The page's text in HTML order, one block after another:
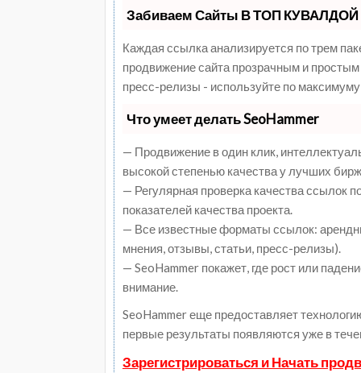
Забиваем Сайты В ТОП КУВАЛДОЙ
Каждая ссылка анализируется по трем
продвижение сайта прозрачным и
пресс-релизы - используйте по
Что умеет делать SeoHammer
— Продвижение в один клик,
высокой степенью качества у лучших
— Регулярная проверка качества ссылок
показателей качества проекта.
— Все известные форматы ссылок:
мнения, отзывы, статьи, пресс-релизы).
— SeoHammer покажет, где рост или
внимание.
SeoHammer еще предоставляет
первые результаты появляются уже в
Зарегистрироваться и Начать